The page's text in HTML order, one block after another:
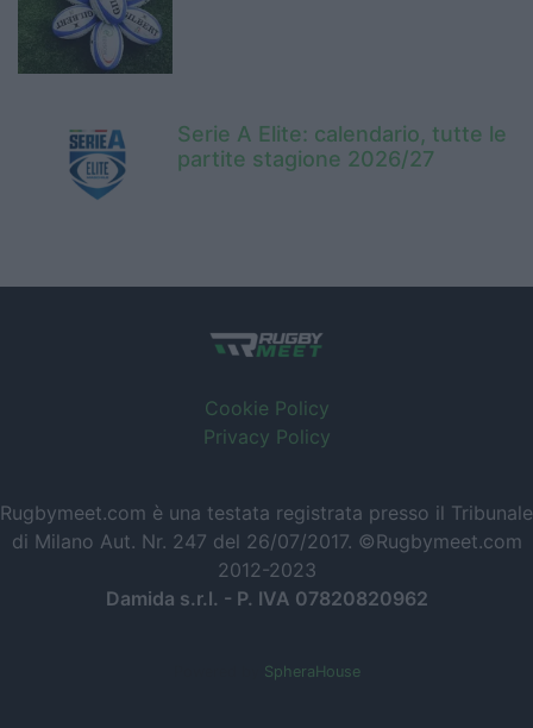
Serie A Elite: calendario, tutte le
partite stagione 2026/27
Cookie Policy
Privacy Policy
Rugbymeet.com è una testata registrata presso il Tribunale
di Milano Aut. Nr. 247 del 26/07/2017. ©Rugbymeet.com
2012-2023
Damida s.r.l. - P. IVA 07820820962
SpheraHouse